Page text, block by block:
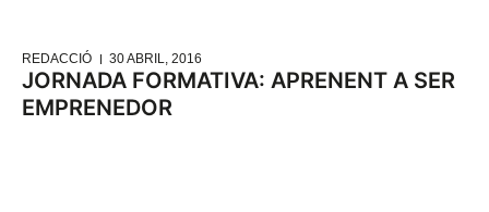
REDACCIÓ 30 ABRIL, 2016
JORNADA FORMATIVA: APRENENT A SER
EMPRENEDOR